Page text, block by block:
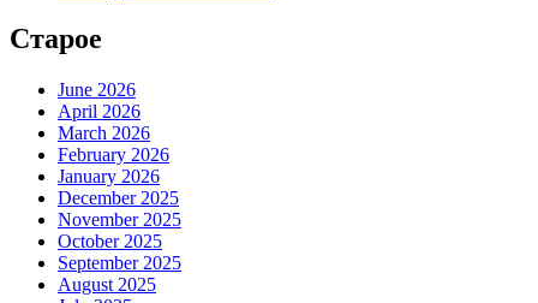
Старое
June 2026
April 2026
March 2026
February 2026
January 2026
December 2025
November 2025
October 2025
September 2025
August 2025